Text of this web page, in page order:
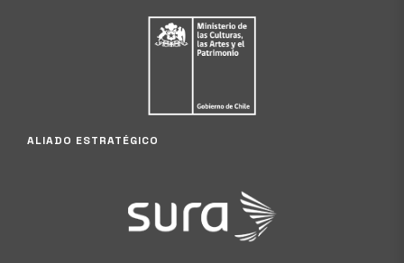
ALIADO ESTRATÉGICO